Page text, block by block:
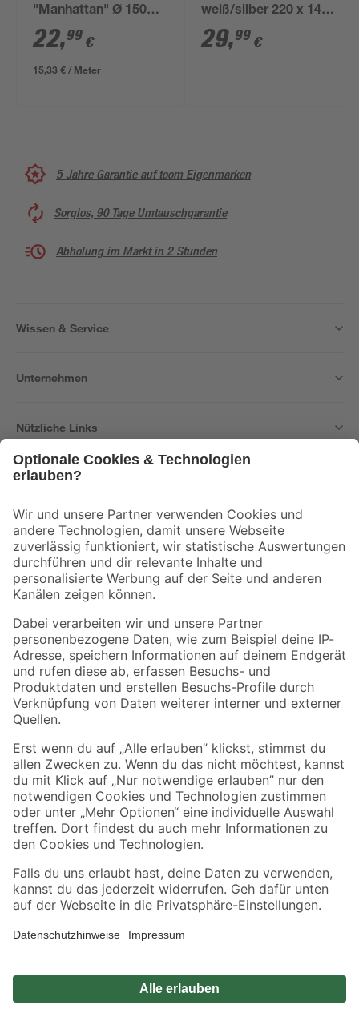
"Manhattan" Ø 150
cm weiß-bunt
22,99 €
15,33 € / Meter
weiß/silber 220 x 140
cm
29,99 €
5 Jahre Garantie auf toom Eigenmarken
Sorglos, 90 Tage Umtauschgarantie
Abholung im Markt in 2 Stunden
Wissen & Service
Unternehmen
Nützliche Links
Der toom Newsletter: Keine Angebote und Aktionen mehr verpassen!
Zur Newsletter Anmeldung
Folge uns
Zahlungsarten Versandarten
Sicher einkaufen
Jetzt die toom-App herunterladen
Alle Preisangaben in EUR inkl. gesetzl. MwSt.. Die dargestellten Angebote sind unter
Umständen nicht in allen Märkten verfügbar. Die angegebenen Verfügbarkeiten beziehen
Produkte nur solange der Vorrat reicht.
*Paketversand ab 59 € versandkostenfrei, gilt nicht für Artikel mit Speditionsversand, hier
Privatsphäre Impressum
Nutzungsbedingungen
Widerrufsrecht Vertrag widerrufen